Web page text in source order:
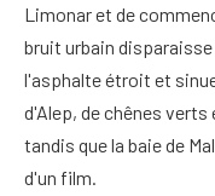
Limonar et de
bruit urbain
l'asphalte étroit et
d'Alep, de chênes
tandis que la baie de
d'un film.